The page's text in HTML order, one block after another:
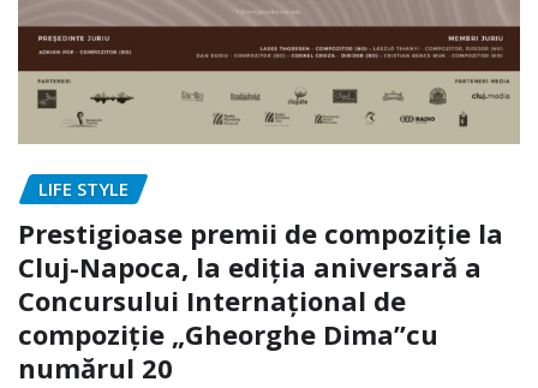
LIFE STYLE
Prestigioase premii de compoziţie la
Cluj-Napoca, la ediţia aniversară a
Concursului Internaţional de
compoziție „Gheorghe Dima”cu
numărul 20